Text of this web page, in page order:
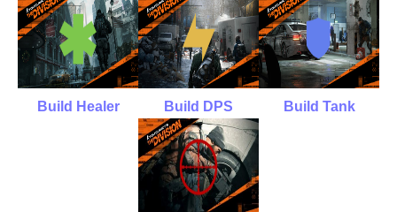
Build Healer Build DPS Build Tank